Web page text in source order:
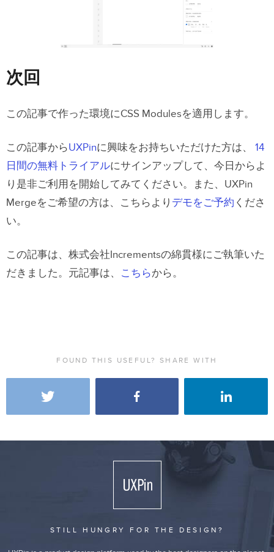
次回
この記事で作った環境にCSS Modulesを適用します。
この記事からUXPinに興味をお持ちいただけた方は、 14
日間の無料トライアルにサインアップして、今日からよ
り是非ご利用を開始してみてください。また、UXPin
Mergeをご希望の方は、こちらより デモをご予約 くださ
い。
この記事は、株式会社Incrementsの綿貫様にご執筆いた
だきました。元記事は、 こちらから。
FOUND THIS USEFUL? SHARE WITH
STILL HUNGRY FOR THE DESIGN?